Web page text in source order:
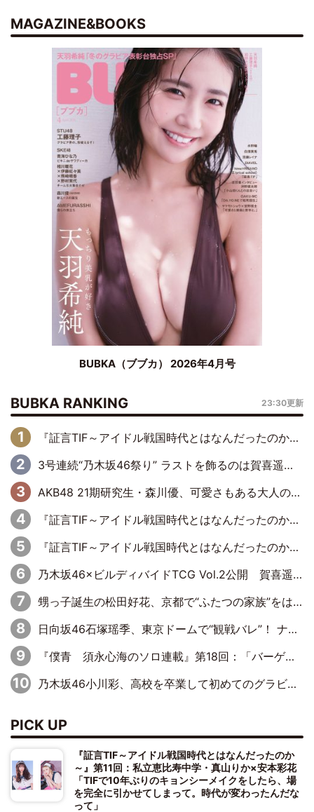
MAGAZINE&BOOKS
BUBKA（ブブカ） 2026年4月号
BUBKA RANKING 23:30更新
『証言TIF～アイドル戦国時代とはなんだったのか～』第6回：でんぱ組.inc・古川未鈴×相沢梨紗「『ハロプロやりたかったな』って言ったら、夢眠ねむさんに『てめえはでんぱ組．incなんだよ！』って肩パンされて(笑)」
3号連続“乃木坂46祭り” ラストを飾るのは賀喜遥香…5年ぶりの登場に「5年分大人になった私を見ていただけたら」
AKB48 21期研究生・森川優、可愛さもある大人の女性に
『証言TIF～アイドル戦国時代とはなんだったのか～』第11回：私立恵比寿中学・真山りか×安本彩花「TIFで10年ぶりのキョンシーメイクをしたら、場を完全に引かせてしまって。時代が変わったんだなって」
『証言TIF～アイドル戦国時代とはなんだったのか～』第10回：さくら学院・武藤彩未×飯田らうら「正直、中3で辞めるというのを信じてなくて。そう言われてはいたけど、嘘でしょって」
乃木坂46×ビルディバイドTCG Vol.2公開 賀喜遥香＆田村真佑が『京まふ』ステージに登壇
甥っ子誕生の松田好花、京都で“ふたつの家族”をはしご！ “母”黒谷友香に見送られ、“父”松岡昌宏とはハシゴ酒
日向坂46石塚瑶季、東京ドームで“観戦バレ”！ ナイツ・塙も認めた「巨人に詳しすぎるアイドル」は元VENUSスクール生で杉内コーチ推し⁉
『僕青 須永心海のソロ連載』第18回：「バーゲンセールハンターみうな inしまむら」編
乃木坂46小川彩、高校を卒業して初めてのグラビア「大人になった感じがしました(笑)」
PICK UP
『証言TIF～アイドル戦国時代とはなんだったのか
～』第11回：私立恵比寿中学・真山りか×安本彩花
「TIFで10年ぶりのキョンシーメイクをしたら、場
を完全に引かせてしまって。時代が変わったんだな
って」